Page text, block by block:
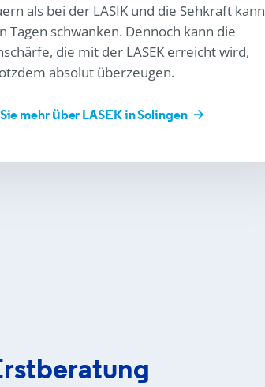
als bei der LASIK und die Sehkraft kann
Tagen schwanken. Dennoch kann die
die mit der LASEK erreicht wird,
absolut überzeugen.
mehr über LASEK in Solingen